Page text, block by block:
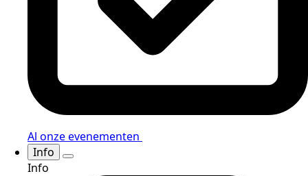
Al onze evenementen
Info
Info